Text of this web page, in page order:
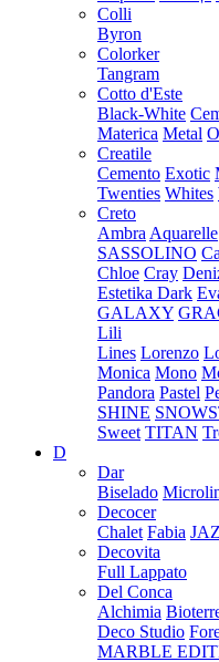
Colli
Byron
Colorker
Tangram
Cotto d'Este
Black-White
Materica Metal
Creatile
Cemento Exotic
Twenties Whites
Creto
Ambra Aquarelle
SASSOLINO
Chloe Cray
Estetika Dark
GALAXY
Lili
Lines Lorenzo
Monica Mono
Pandora Pastel
SHINE
Sweet TITAN
D
Dar
Biselado
Decocer
Chalet Fabia
Decovita
Full Lappato
Del Conca
Alchimia
Deco Studio
MARBLE